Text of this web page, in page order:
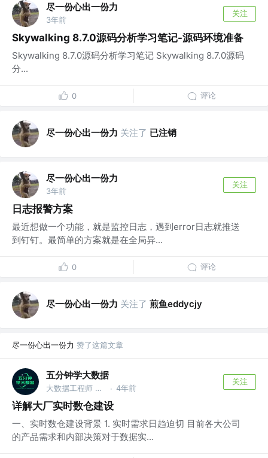
尽一份心出一份力
3年前
关注
Skywalking 8.7.0源码分析学习笔记-源码环境准备
Skywalking 8.7.0源码分析学习笔记 Skywalking 8.7.0源码
分...
0 评论
尽一份心出一份力 关注了 已注销
尽一份心出一份力
3年前
关注
日志报警方案
最近想做一个功能，就是监控日志，遇到error日志就推送
到钉钉。最简单的方案就是在全局异...
0 评论
尽一份心出一份力 关注了 煎鱼eddycjy
尽一份心出一份力 赞了这篇文章
五分钟学大数据
大数据工程师 @公众号：五分钟学大数据 · 4年前
关注
详解大厂实时数仓建设
一、实时数仓建设背景 1. 实时需求日趋迫切 目前各大公司
的产品需求和内部决策对于数据实...